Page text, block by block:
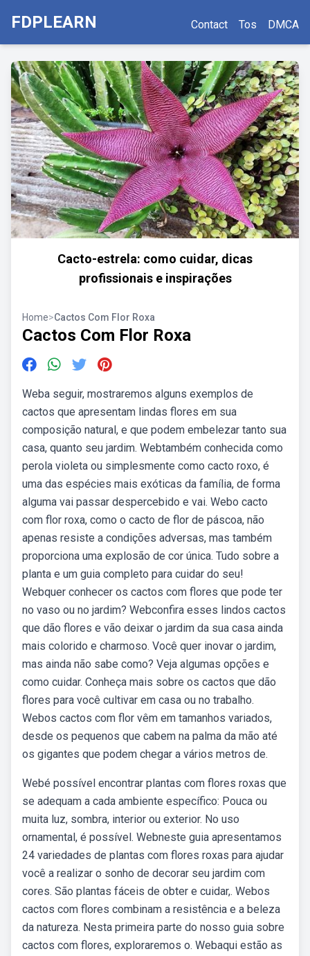
FDPLEARN Contact Tos DMCA
Cacto-estrela: como cuidar, dicas
profissionais e inspirações
Home>Cactos Com Flor Roxa
Cactos Com Flor Roxa
Weba seguir, mostraremos alguns exemplos de
cactos que apresentam lindas flores em sua
composição natural, e que podem embelezar tanto sua
casa, quanto seu jardim. Webtambém conhecida como
perola violeta ou simplesmente como cacto roxo, é
uma das espécies mais exóticas da família, de forma
alguma vai passar despercebido e vai. Webo cacto
com flor roxa, como o cacto de flor de páscoa, não
apenas resiste a condições adversas, mas também
proporciona uma explosão de cor única. Tudo sobre a
planta e um guia completo para cuidar do seu!
Webquer conhecer os cactos com flores que pode ter
no vaso ou no jardim? Webconfira esses lindos cactos
que dão flores e vão deixar o jardim da sua casa ainda
mais colorido e charmoso. Você quer inovar o jardim,
mas ainda não sabe como? Veja algumas opções e
como cuidar. Conheça mais sobre os cactos que dão
flores para você cultivar em casa ou no trabalho.
Webos cactos com flor vêm em tamanhos variados,
desde os pequenos que cabem na palma da mão até
os gigantes que podem chegar a vários metros de.
Webé possível encontrar plantas com flores roxas que
se adequam a cada ambiente específico: Pouca ou
muita luz, sombra, interior ou exterior. No uso
ornamental, é possível. Webneste guia apresentamos
24 variedades de plantas com flores roxas para ajudar
você a realizar o sonho de decorar seu jardim com
cores. São plantas fáceis de obter e cuidar,. Webos
cactos com flores combinam a resistência e a beleza
da natureza. Nesta primeira parte do nosso guia sobre
cactos com flores, exploraremos o. Webaqui estão as